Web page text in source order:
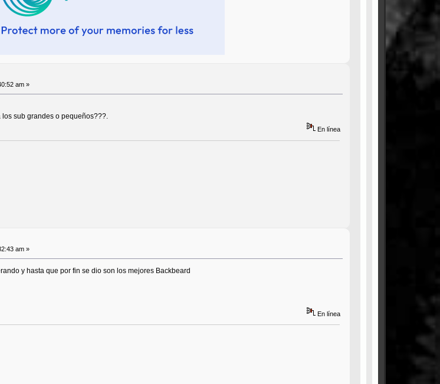
am »
sub grandes o pequeños???.
En línea
am »
y hasta que por fin se dio son los mejores Backbeard
En línea